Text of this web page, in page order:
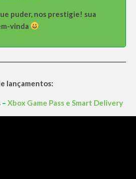
puder, nos prestigie! sua
vinda
lançamentos:
– Xbox Game Pass e Smart Delivery